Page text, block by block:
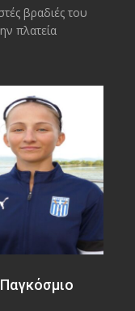
βραδιές του
πλατεία